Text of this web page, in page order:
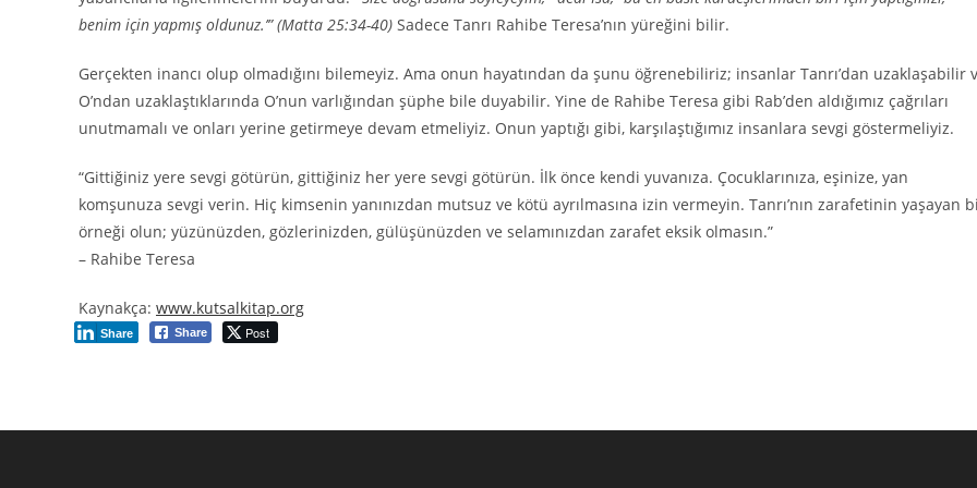
benim için yapmış oldunuz.’” (Matta 25:34-40) Sadece Tanrı Rahibe Teresa’nın yüreğini bilir.
Gerçekten inancı olup olmadığını bilemeyiz. Ama onun hayatından da şunu öğrenebiliriz; insanlar Tanrı’dan uzaklaşabilir
O’ndan uzaklaştıklarında O’nun varlığından şüphe bile duyabilir. Yine de Rahibe Teresa gibi Rab’den aldığımız çağrıları
unutmamalı ve onları yerine getirmeye devam etmeliyiz. Onun yaptığı gibi, karşılaştığımız insanlara sevgi göstermeliyiz.
“Gittiğiniz yere sevgi götürün, gittiğiniz her yere sevgi götürün. İlk önce kendi yuvanıza. Çocuklarınıza, eşinize, yan
komşunuza sevgi verin. Hiç kimsenin yanınızdan mutsuz ve kötü ayrılmasına izin vermeyin. Tanrı’nın zarafetinin yaşayan
örneği olun; yüzünüzden, gözlerinizden, gülüşünüzden ve selamınızdan zarafet eksik olmasın.”
– Rahibe Teresa
Kaynakça: www.kutsalkitap.org
Share Post
Share